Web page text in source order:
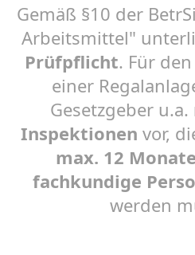
Gemäß §10 der
Arbeitsmittel"
Prüfpflicht. Für
einer
Gesetzgeber u.a.
Inspektionen vor,
max. 12
fachkundige
werden